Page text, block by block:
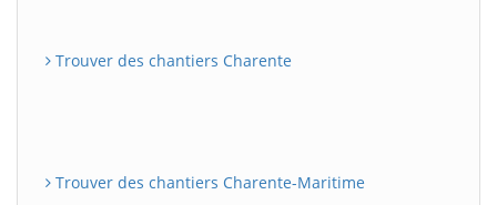
Trouver des chantiers Charente
Trouver des chantiers Charente-Maritime